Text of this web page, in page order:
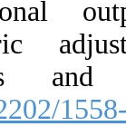
and